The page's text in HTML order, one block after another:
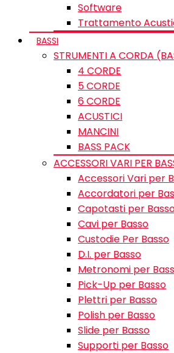
Software
Trattamento
BASSI
STRUMENTI A CORDA
4 CORDE
5 CORDE
6 CORDE
ACUSTICI
MANCINI
BASS PACK
ACCESSORI VARI PER
Accessori Vari per
Accordatori per
Capotasti per
Cavi per Basso
Custodie Per Basso
D.I. per Basso
Metronomi per
Pick-Up per Basso
Plettri per Basso
Polish per Basso
Slide per Basso
Supporti per Basso